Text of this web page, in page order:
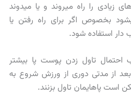
زیادی را راه میروند و یا میدوند
بخصوص اگر برای راه رفتن یا
استفاده شود.
تاول زدن پوست پا بیشتر
از مدتی دوری از ورزش شروع به
است پاهایمان تاول بزنند.